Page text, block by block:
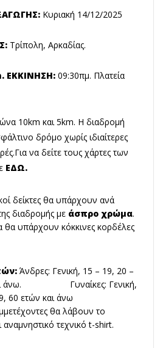
Κυριακή 14/12/2025
Τρίπολη, Αρκαδίας.
. ΕΚΚΙΝΗΣΗ: 09:30πμ. Πλατεία
10km και 5km. Η διαδρομή
δρόμο χωρίς ιδιαίτερες
να δείτε τους χάρτες των
ΕΔΩ.
δείκτες θα υπάρχουν ανά
διαδρομής με άσπρο χρώμα.
θα υπάρχουν κόκκινες κορδέλες
Άνδρες: Γενική, 15 – 19, 20 –
άνω. Γυναίκες: Γενική,
60 ετών και άνω
θα λάβουν το
τεχνικό t-shirt.